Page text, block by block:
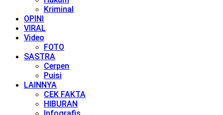
Kriminal
OPINI
VIRAL
Video
FOTO
SASTRA
Cerpen
Puisi
LAINNYA
CEK FAKTA
HIBURAN
Infografis